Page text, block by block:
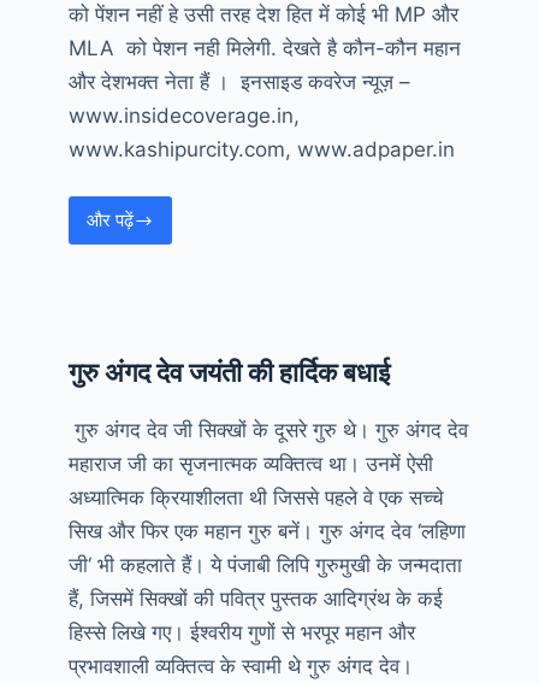
को पेंशन नहीं हे उसी तरह देश हित में कोई भी MP और
MLA को पेशन नही मिलेगी. देखते है कौन-कौन महान
और देशभक्त नेता हैं । इनसाइड कवरेज न्यूज़ –
www.insidecoverage.in,
www.kashipurcity.com, www.adpaper.in
और पढ़ें
नो
गुरु अंगद देव जयंती की हार्दिक बधाई
गुरु अंगद देव जी सिक्खों के दूसरे गुरु थे। गुरु अंगद देव
महाराज जी का सृजनात्मक व्यक्तित्व था। उनमें ऐसी
अध्यात्मिक क्रियाशीलता थी जिससे पहले वे एक सच्चे
सिख और फिर एक महान गुरु बनें। गुरु अंगद देव ‘लहिणा
जी‘ भी कहलाते हैं। ये पंजाबी लिपि गुरुमुखी के जन्मदाता
हैं, जिसमें सिक्खों की पवित्र पुस्तक आदिग्रंथ के कई
हिस्से लिखे गए। ईश्वरीय गुणों से भरपूर महान और
प्रभावशाली व्यक्तित्व के स्वामी थे गुरु अंगद देव।